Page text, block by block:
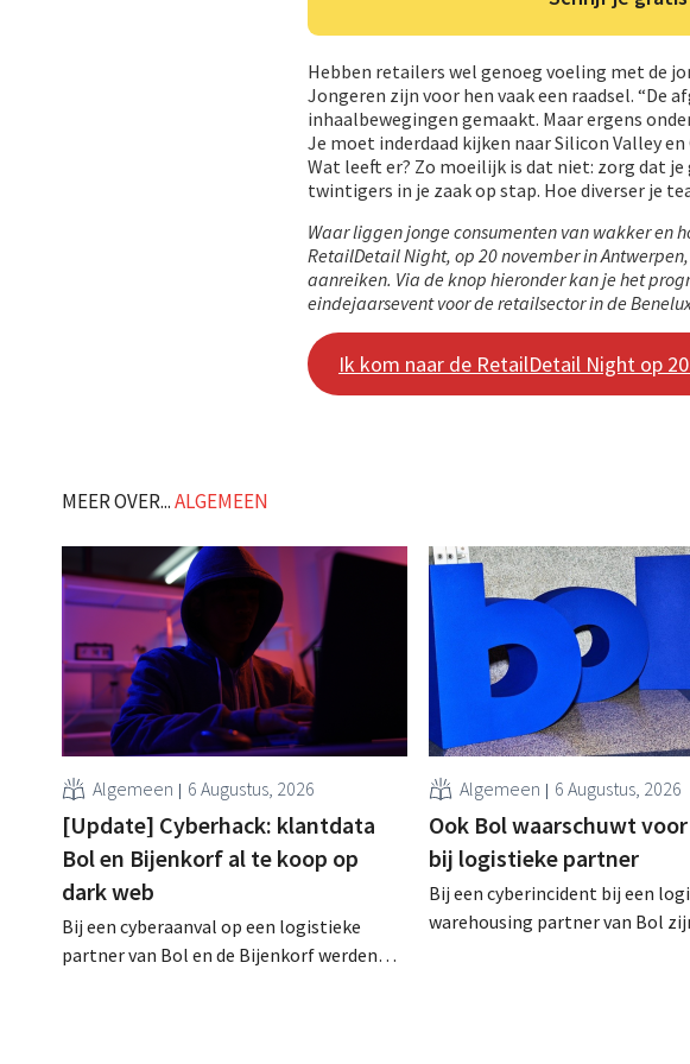
Hebben retailers wel genoeg voeling met de
Jongeren zijn voor hen vaak een raadsel.
inhaalbewegingen gemaakt. Maar ergens
Je moet inderdaad kijken naar Silicon Valley
Wat leeft er? Zo moeilijk is dat niet: zorg dat
twintigers in je zaak op stap. Hoe diverser je
Waar liggen jonge consumenten van wakker en
RetailDetail Night, op 20 november in
aanreiken. Via de knop hieronder kan je het
eindejaarsevent voor de retailsector in de
Ik kom naar de RetailDetail Night op
MEER OVER...ALGEMEEN
Algemeen 6 Augustus, 2026
[Update] Cyberhack: klantdata
Bol en Bijenkorf al te koop op
dark web
Bij een cyberaanval op een logistieke
partner van Bol en de Bijenkorf werden
Algemeen 6 Augustus, 2026
Ook Bol waarschuwt
bij logistieke partner
Bij een cyberincident bij een
warehousing partner van Bol